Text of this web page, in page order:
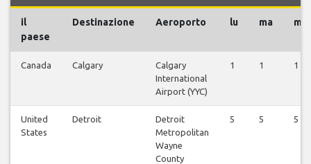
il
paese
Destinazione Aeroporto lu ma me
Canada Calgary
Calgary
International
Airport (YYC)
1 1 1
United
States
Detroit
Detroit
Metropolitan
Wayne
County
5 5 5